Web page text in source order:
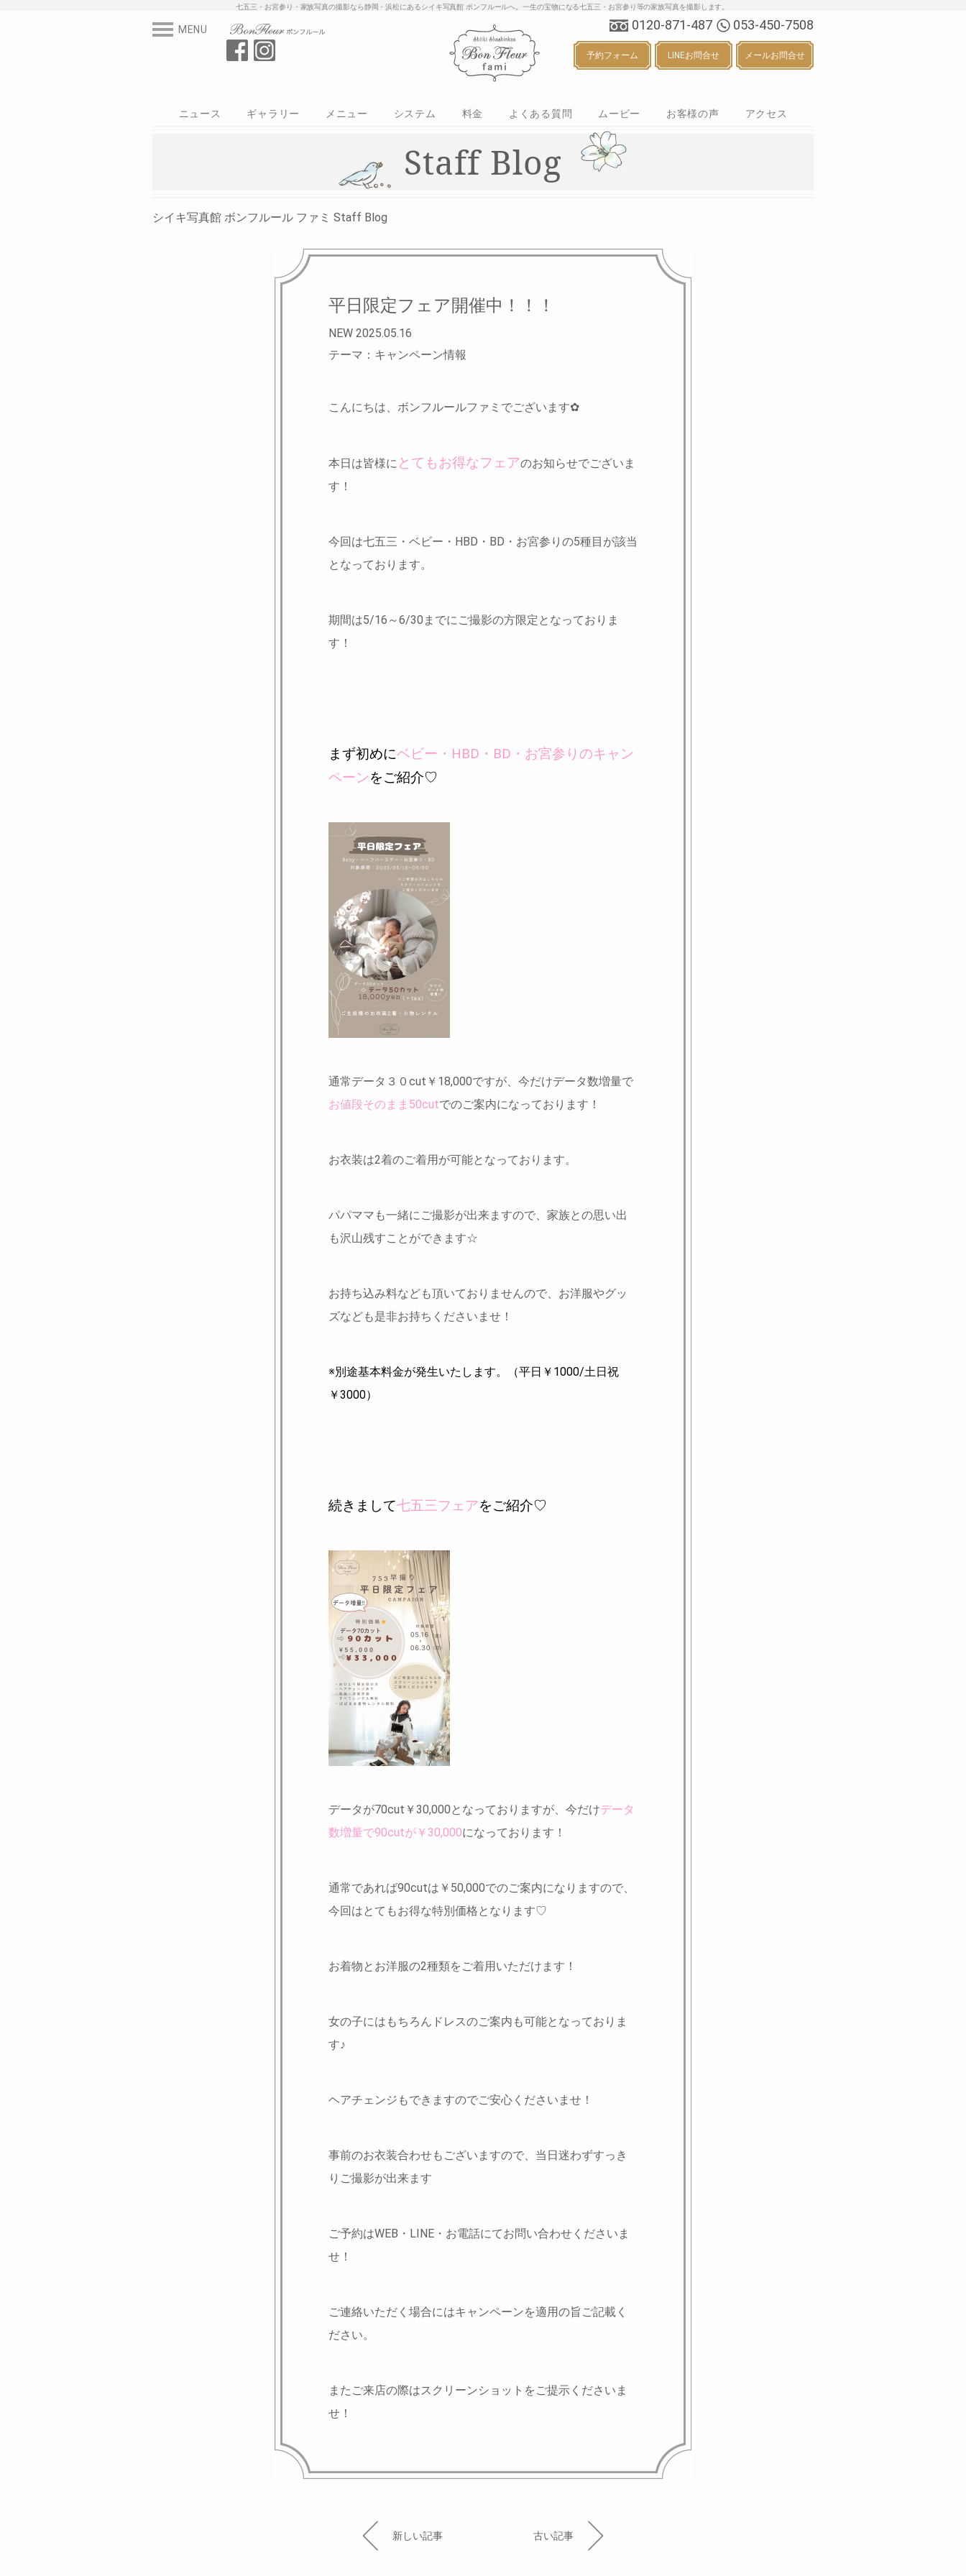
七五三・お宮参り・家族写真の撮影なら静岡・浜松にあるシイキ写真館 ボンフルールへ。一生の宝物になる七五三・お宮参り等の家族写真を撮影します。
MENU 0120-871-487 053-450-7508
予約フォーム LINEお問合せ メールお問合せ
ニュース
ギャラリー
メニュー
システム 料金 よくある質問 ムービー お客様の声 アクセス
Staff Blog
シイキ写真館 ボンフルール ファミ Staff Blog
平日限定フェア開催中！！！
NEW 2025.05.16
テーマ：キャンペーン情報
こんにちは、ボンフルールファミでございます✿
本日は皆様に とてもお得なフェアのお知らせでございま
す！
今回は七五三・ベビー・HBD・BD・お宮参りの5種目が該当
となっております。
期間は5/16～6/30までにご撮影の方限定 となっておりま
す！
まず初めにベビー・HBD・BD・お宮参りのキャン
ペーンをご紹介♡
通常データ３０cut￥18,000ですが、今だけデータ数増量で
お値段そのまま50cutでのご案内になっております！
お衣装は2着のご着用が可能となっております。
パパママも一緒にご撮影が出来ますので、家族との思い出
も沢山残すことができます☆
お持ち込み料なども頂いておりませんので、お洋服やグッ
ズなども是非お持ちくださいませ！
※別途基本料金が発生いたします。（平日￥1000/土日祝
￥3000）
続きまして七五三フェアをご紹介♡
データが70cut￥30,000となっておりますが、今だけデータ
数増量で90cutが￥30,000になっております！
通常であれば90cutは￥50,000でのご案内になりますので、
今回はとてもお得な特別価格となります♡
お着物とお洋服の2種類をご着用いただけます！
女の子にはもちろんドレスのご案内も可能となっておりま
す♪
ヘアチェンジもできますのでご安心くださいませ！
事前のお衣装合わせもございますので、当日迷わずすっき
りご撮影が出来ます
ご予約はWEB・LINE・お電話にてお問い合わせくださいま
せ！
ご連絡いただく場合にはキャンペーンを適用の旨ご記載く
ださい。
またご来店の際はスクリーンショットをご提示くださいま
せ！
新しい記事 古い記事